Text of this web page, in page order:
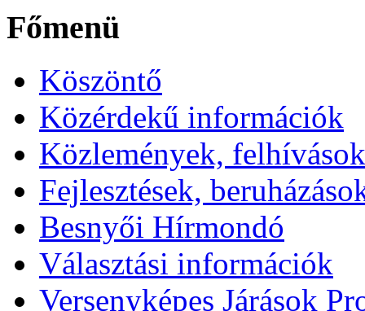
Főmenü
Köszöntő
Közérdekű információk
Közlemények, felhívások
Fejlesztések,
Besnyői Hírmondó
Választási információk
Versenyképes Járások